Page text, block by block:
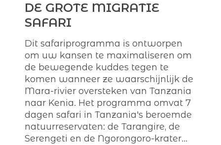
DE GROTE MIGRATIE
SAFARI
Dit safariprogramma is ontworpen
om uw kansen te maximaliseren om
de bewegende kuddes tegen te
komen wanneer ze waarschijnlijk de
Mara-rivier oversteken van Tanzania
naar Kenia. Het programma omvat 7
dagen safari in Tanzania's beroemde
natuurreservaten: de Tarangire, de
Serengeti en de Ngorongoro-krater...